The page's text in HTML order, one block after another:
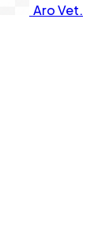
Aro Vet.